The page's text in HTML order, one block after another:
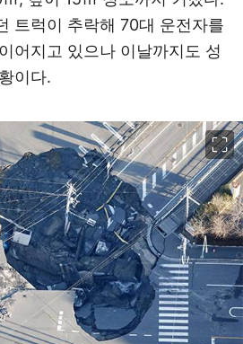
트럭이 추락해 70대 운전자를
어지고 있으나 이날까지도 성
이다.